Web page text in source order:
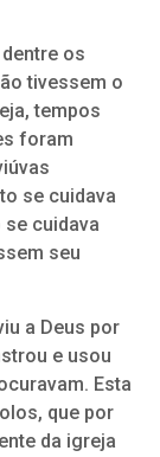
os
tivessem o
tempos
foram
se cuidava
cuidava
seu
a Deus por
e usou
Esta
que por
da igreja